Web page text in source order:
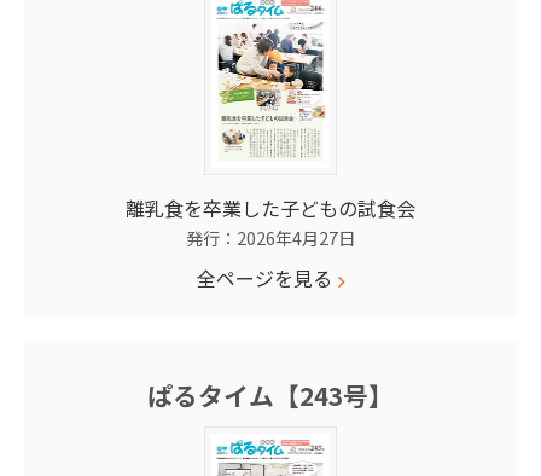
離乳食を卒業した子どもの試食会
発行：2026年4月27日
全ページを見る
ぱるタイム【243号】